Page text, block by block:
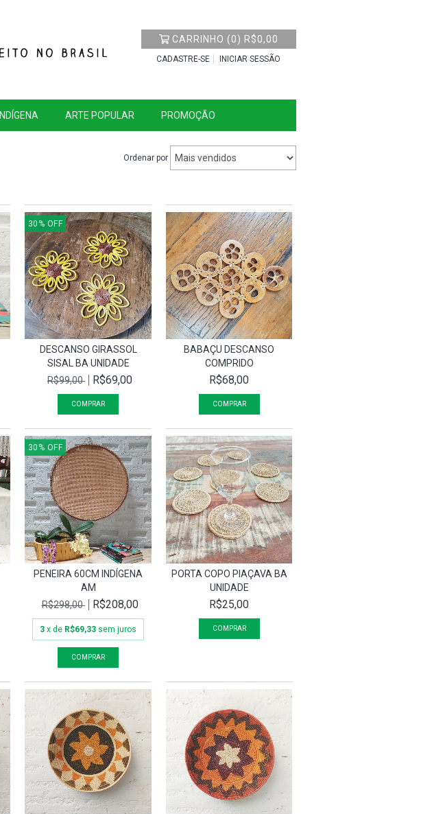
CARRINHO (0) R$0,00
CADASTRE-SE INICIAR SESSÃO
INDÍGENA ARTE POPULAR PROMOÇÃO
Ordenar por
30 % OFF
DESCANSO GIRASSOL
SISAL BA UNIDADE
R$99,00
R$69,00
BABAÇU DESCANSO
COMPRIDO
R$68,00
30 % OFF
PENEIRA 60CM INDÍGENA
AM
R$298,00
R$208,00
3 x de R$69,33 sem juros
PORTA COPO PIAÇAVA BA
UNIDADE
R$25,00